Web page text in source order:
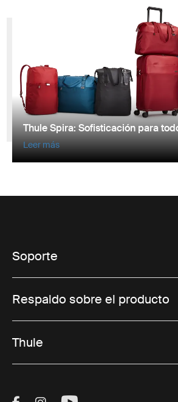
Thule Spira: Sofisticación para
Leer más
Soporte
Respaldo sobre el producto
Thule